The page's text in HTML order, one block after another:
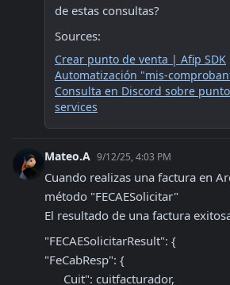
de estas consultas?
Sources:
Crear punto de venta | Afip SDK
Automatización "mis-
Consulta en Discord sobre
services
Mateo.A 9/12/25, 4:03 PM
Cuando realizas una factura en
método "FECAESolicitar"
El resultado de una factura
"FECAESolicitarResult": {
"FeCabResp": {